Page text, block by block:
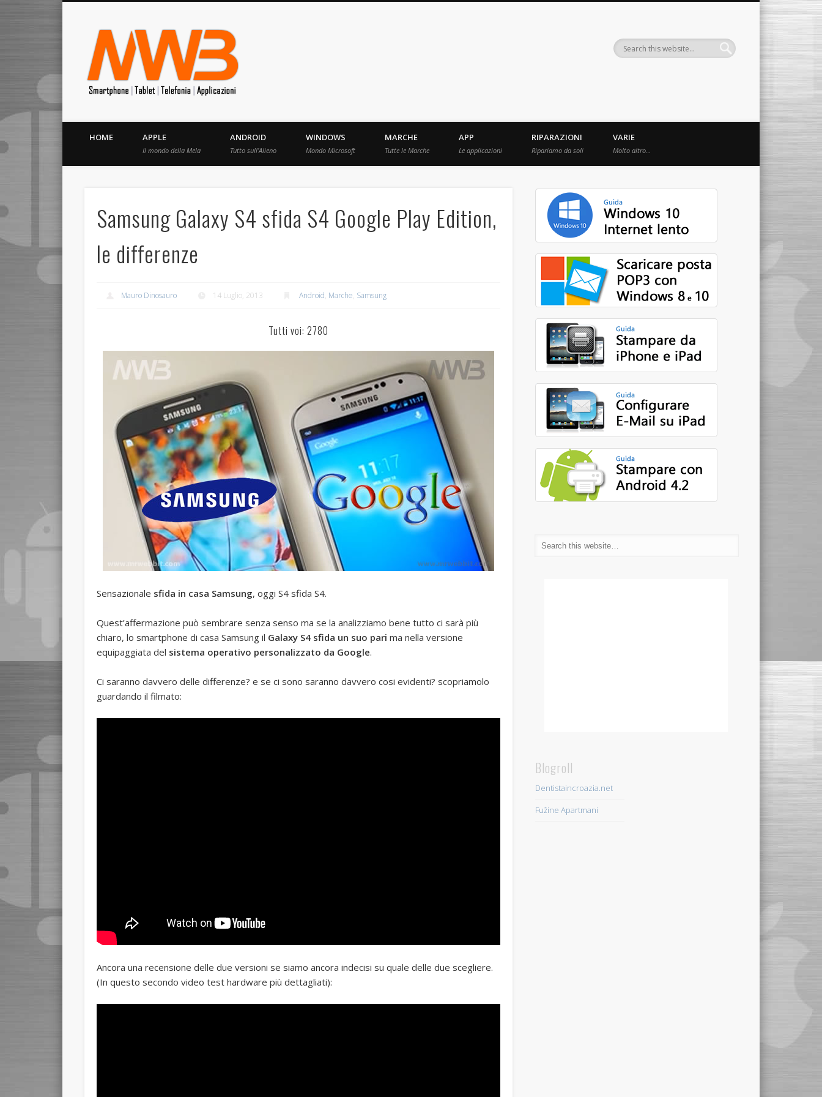
Siete appassionati di telefonia? I migliori Video, Recensioni e Prove raccolti in Rete.
HOME APPLE
Il mondo della Mela
ANDROID
Tutto sull’Alieno
WINDOWS
Mondo Microsoft
MARCHE
Tutte le Marche
APP
Le applicazioni
RIPARAZIONI
Ripariamo da soli
VARIE
Molto altro…
Samsung Galaxy S4 sfida S4 Google Play Edition,
le differenze
Mauro Dinosauro 14 Luglio, 2013 Android, Marche, Samsung
Tutti voi: 2780
Sensazionale sfida in casa Samsung, oggi S4 sfida S4.
Quest’affermazione può sembrare senza senso ma se la analizziamo bene tutto ci sarà più
chiaro, lo smartphone di casa Samsung il Galaxy S4 sfida un suo pari ma nella versione
equipaggiata del sistema operativo personalizzato da Google.
Ci saranno davvero delle differenze? e se ci sono saranno davvero cosi evidenti? scopriamolo
guardando il filmato:
Ancora una recensione delle due versioni se siamo ancora indecisi su quale delle due scegliere.
(In questo secondo video test hardware più dettagliati):
Blogroll
Dentistaincroazia.net
Fužine Apartmani